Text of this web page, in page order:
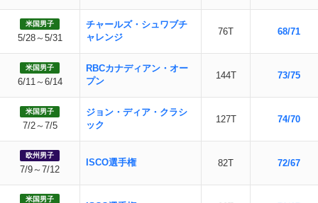
米国男子
5/28～5/31
チャールズ・シュワブチ
ャレンジ
76T 68/71
米国男子
6/11～6/14
RBCカナディアン・オー
プン
144T 73/75
米国男子
7/2～7/5
ジョン・ディア・クラシ
ック
127T 74/70
欧州男子
7/9～7/12
ISCO選手権 82T 72/67
米国男子